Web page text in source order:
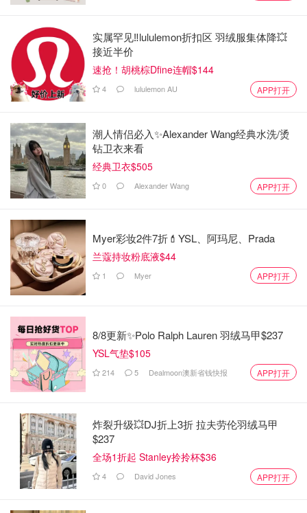
🧡姐姐的服装品牌标在图4了，弟弟的一套是奶奶国内买
了带来的。另外推荐一下这款清洁牙齿棒棒糖🍭Zolli
Pops，不含糖可以清洁并保护牙齿的棒棒糖，妈妈们的
最爱！以前也分享过，详情见最后一图。btw现在target
circle 有额外15% off，感兴趣的宝妈可以去看看哦～
🧡💛💚💙💜💖
实属罕见‼️lululemon折扣区 羽绒服集体降💥
接近半价
速抢！胡桃棕Dfine连帽$144
4 lululemon AU APP打开
潮人情侣必入✨Alexander Wang经典水洗/烫
钻卫衣来看
经典卫衣$505
0 Alexander Wang APP打开
Myer彩妆2件7折💄YSL、阿玛尼、Prada
兰蔻持妆粉底液$44
1 Myer APP打开
8/8更新✨Polo Ralph Lauren 羽绒马甲$237
YSL气垫$105
214 5 Dealmoon澳新省钱快报 APP打开
炸裂升级💥DJ折上3折 拉夫劳伦羽绒马甲
$237
全场1折起 Stanley拎拎杯$36
4 David Jones APP打开